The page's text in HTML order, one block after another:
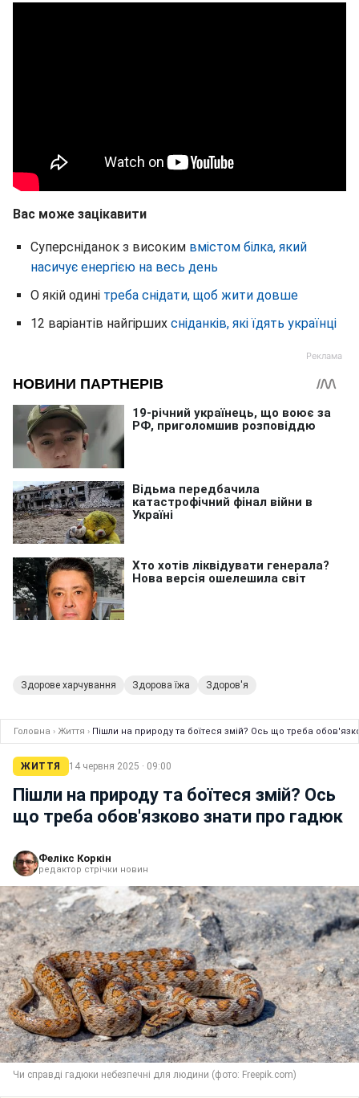
Вас може зацікавити
Суперсніданок з високим вмістом білка, який
насичує енергією на весь день
О якій одині треба снідати, щоб жити довше
12 варіантів найгірших сніданків, які їдять українці
Здорове харчування Здорова їжа Здоров'я
Головна › Життя › Пішли на природу та боїтеся змій? Ось що треба
ЖИТТЯ 14 червня 2025 · 09:00
Пішли на природу та боїтеся змій? Ось
що треба обов'язково знати про гадюк
Фелікс Коркін
редактор стрічки новин
Чи справді гадюки небезпечні для людини (фото: Freepik.com)